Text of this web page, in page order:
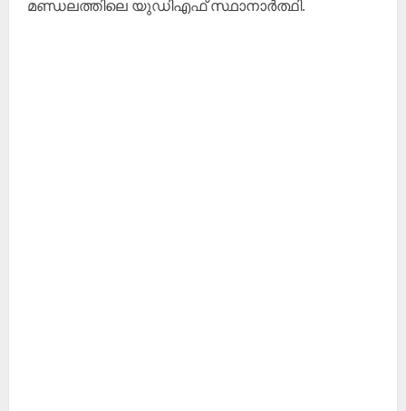
മണ്ഡലത്തിലെ യുഡിഎഫ്‌ സ്ഥാനാർത്ഥി.